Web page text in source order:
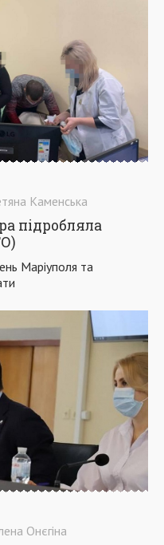
Каменська
підробляла
Маріуполя та
Онєгіна